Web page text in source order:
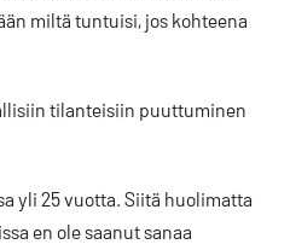
miltä tuntuisi, jos kohteena
tilanteisiin puuttuminen
yli 25 vuotta. Siitä huolimatta
en ole saanut sanaa